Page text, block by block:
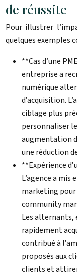
de réussite
Pour illustrer
quelques exemples
**Cas d’une
entreprise a
numérique
d’acquisition.
ciblage plus
personnaliser
augmentation
une réduction
**Expérience
L’agence a
marketing
community
Les alternants,
rapidement
contribué à
proposés aux
clients et